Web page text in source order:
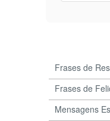
Frases de
Frases de
Mensagens